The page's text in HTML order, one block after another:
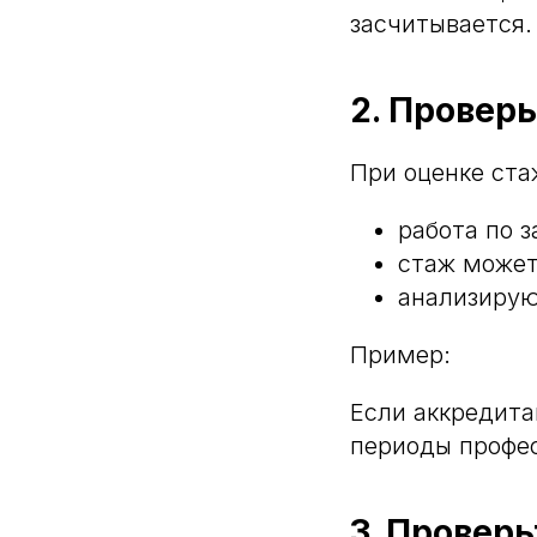
засчитывается.
2.
При оценке
работа по
стаж
Пример:
Если
периоды